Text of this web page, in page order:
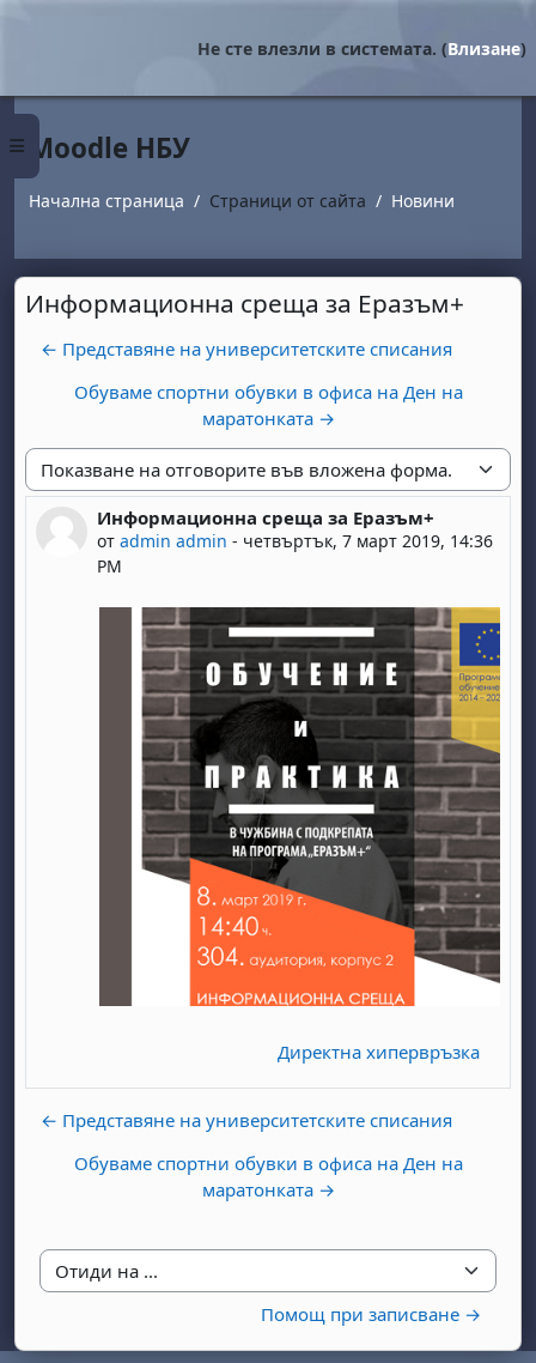
Страничен панел
Не сте влезли в системата. (Влизане)
Moodle НБУ
Начална страница Страници от сайта Новини
Информационна среща за Еразъм+
← Представяне на университетските списания
Обуваме спортни обувки в офиса на Ден на
маратонката →
Начин на показване
Информационна среща за Еразъм+
от admin admin - четвъртък, 7 март 2019, 14:36
PM
Number of replies: 0
Директна хипервръзка
← Представяне на университетските списания
Обуваме спортни обувки в офиса на Ден на
маратонката →
Отиди на ...
Помощ при записване →
1 август
неделя, 2 август